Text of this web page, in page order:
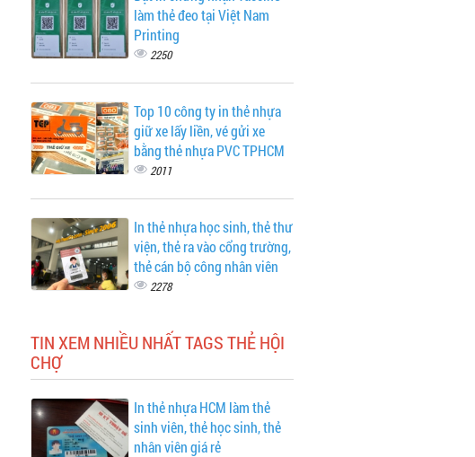
làm thẻ đeo tại Việt Nam
Printing
2250
Top 10 công ty in thẻ nhựa
giữ xe lấy liền, vé gửi xe
bằng thẻ nhựa PVC TPHCM
2011
In thẻ nhựa học sinh, thẻ thư
viện, thẻ ra vào cổng trường,
thẻ cán bộ công nhân viên
2278
TIN XEM NHIỀU NHẤT TAGS THẺ HỘI
CHỢ
In thẻ nhựa HCM làm thẻ
sinh viên, thẻ học sinh, thẻ
nhân viên giá rẻ